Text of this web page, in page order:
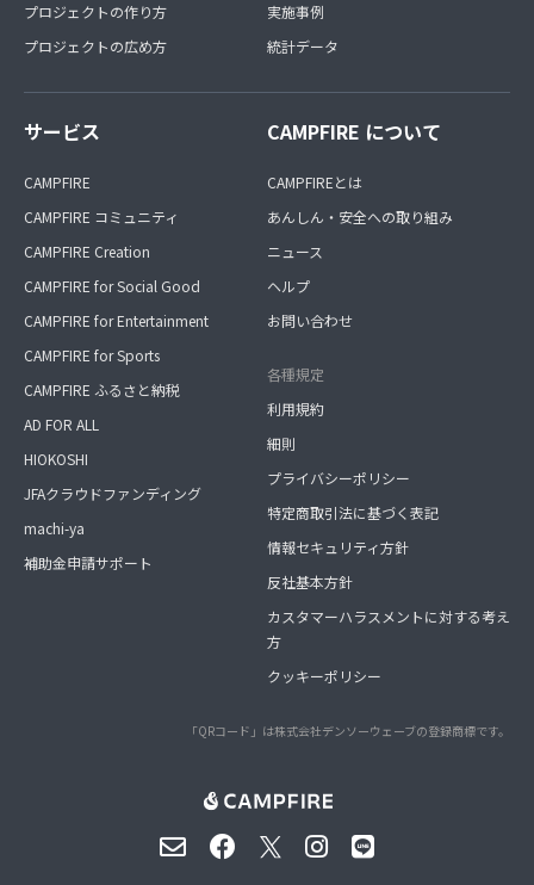
プロジェクトの作り方
プロジェクトの広め方
実施事例
統計データ
サービス
CAMPFIRE
CAMPFIRE コミュニティ
CAMPFIRE Creation
CAMPFIRE for Social Good
CAMPFIRE for Entertainment
CAMPFIRE for Sports
CAMPFIRE ふるさと納税
AD FOR ALL
HIOKOSHI
JFAクラウドファンディング
machi-ya
補助金申請サポート
CAMPFIRE について
CAMPFIREとは
あんしん・安全への取り組み
ニュース
ヘルプ
お問い合わせ
各種規定
利用規約
細則
プライバシーポリシー
特定商取引法に基づく表記
情報セキュリティ方針
反社基本方針
カスタマーハラスメントに対する考え
方
クッキーポリシー
「QRコード」は株式会社デンソーウェーブの登録商標です。